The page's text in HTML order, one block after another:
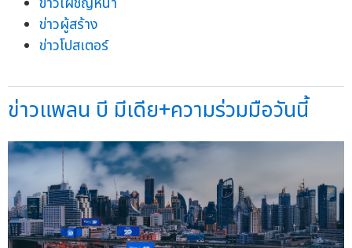
ข่าวผู้สร้าง
ข่าวโปสเตอร์
ข่าวแพลน บี มีเดีย+ความร่วมมือวันนี้